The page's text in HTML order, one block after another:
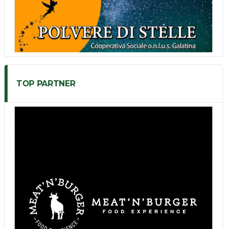
TOP PARTNER